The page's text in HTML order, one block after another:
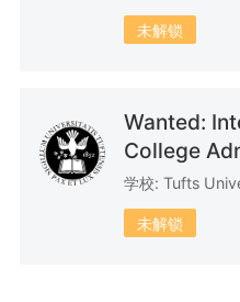
6篇文书 5篇
未解锁
Wanted:
College
学校: Tufts
未解锁